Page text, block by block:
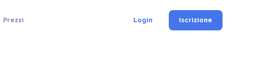
Prezzi Login Iscrizione